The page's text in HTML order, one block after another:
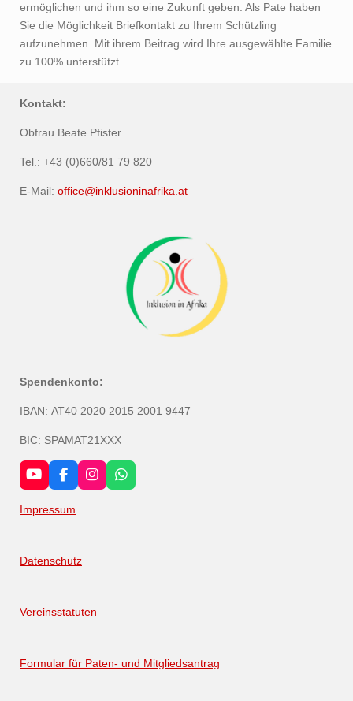
ermöglichen und ihm so eine Zukunft geben. Als Pate haben
Sie die Möglichkeit Briefkontakt zu Ihrem Schützling
aufzunehmen. Mit ihrem Beitrag wird Ihre ausgewählte Familie
zu 100% unterstützt.
Kontakt:
Obfrau Beate Pfister
Tel.: +43 (0)660/81 79 820
E-Mail: office@inklusioninafrika.at
Spendenkonto:
IBAN: AT40 2020 2015 2001 9447
BIC: SPAMAT21XXX
Y
o
u
T
e
F
a
c
e
o
k
I
n
W
h
Impressum
Datenschutz
Vereinsstatuten
Formular für Paten- und Mitgliedsantrag